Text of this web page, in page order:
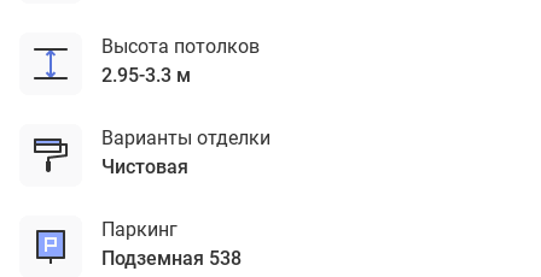
Высота потолков
2.95-3.3 м
Варианты отделки
чистовая
Паркинг
подземная 538